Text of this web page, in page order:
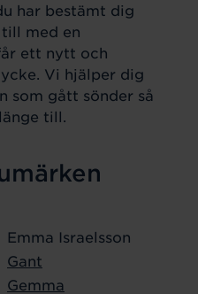
har bestämt dig
med en
ett nytt och
Vi hjälper dig
som gått sönder så
till.
Emma Israelsson
Gant
Gemma